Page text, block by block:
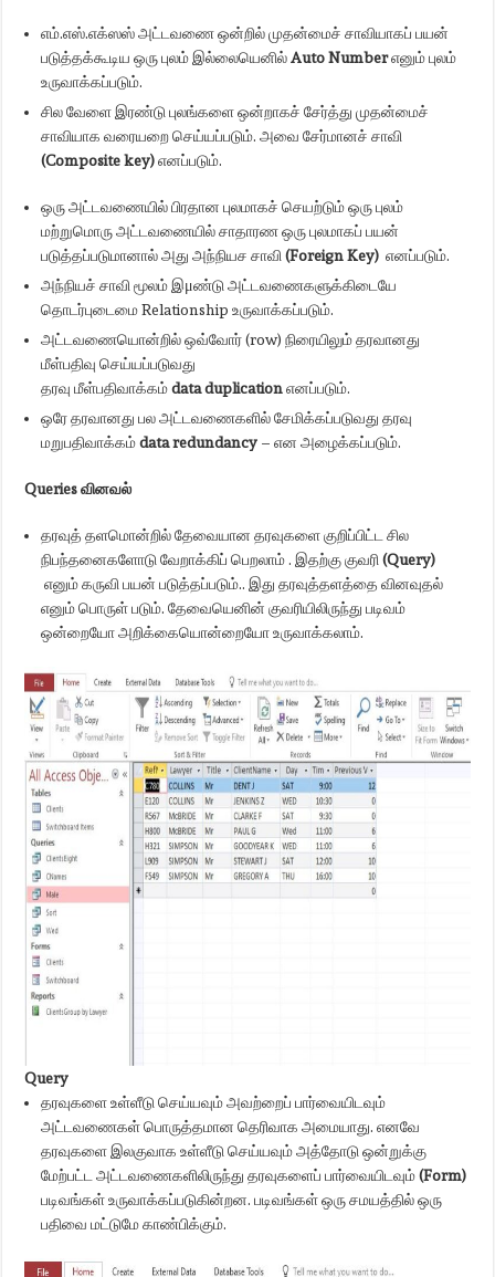
எம்.எஸ்.எக்ஸஸ் அட்டவணை ஒன்றில் முதன்மைச் சாவியாகப் பயன்
படுத்தக்கூடிய ஒரு புலம் இல்லையெனில்Auto Numberஎனும் புலம்
உருவாக்கப்படும்.
சில வேளை இரண்டு புலங்களை ஒன்றாகச் சேர்த்து முதன்மைச்
சாவியாக வரையறை செய்யப்படும். அவை சேர்மானச் சாவி
(Composite key)எனப்படும்.
ஒரு அட்டவணையில் பிரதான புலமாகச் செயற்டும் ஒரு புலம்
மற்றுமொரு அட்டவணையில் சாதாரண ஒரு புலமாகப் பயன்
படுத்தப்படுமானால் அது அந்நியச சாவி(Foreign Key) எனப்படும்.
அந்நியச் சாவி மூலம் இμண்டு அட்டவணைகளுக்கிடையே
தொடர்புடைமை Relationship உருவாக்கப்படும்.
அட்டவணையொன்றில் ஒவ்வோர் (row) நிரையிலும் தரவானது
மீள்பதிவு செய்யப்படுவது
தரவு மீள்பதிவாக்கம்data duplicationஎனப்படும்.
ஒரே தரவானது பல அட்டவணைகளில் சேமிக்கப்படுவது தரவு
மறுபதிவாக்கம்data redundancy – என அழைக்கப்படும்.
Queries வினவல்
தரவுத் தளமொன்றில் தேவையான தரவுகளை குறிப்பிட்ட சில
நிபந்தனைகளோடு வேறாக்கிப் பெறலாம் . இதற்கு குவரி(Query)
எனும் கருவி பயன் படுத்தப்படும்.. இது தரவுத்தளத்தை வினவுதல்
எனும் பொருள் படும். தேவையெனின் குவரியிலிருந்து படிவம்
ஒன்றையோ அறிக்கையொன்றையோ உருவாக்கலாம்.
Query
தரவுகளை உள்ளீடு செய்யவும் அவற்றைப் பார்வையிடவும்
அட்டவணைகள் பொருத்தமான தெரிவாக அமையாது. எனவே
தரவுகளை இலகுவாக உள்ளீடு செய்யவும் அத்தோடு ஒன்றுக்கு
மேற்பட்ட அட்டவணைகளிலிருந்து தரவுகளைப் பார்வையிடவும்(Form)
படிவங்கள் உருவாக்கப்படுகின்றன. படிவங்கள் ஒரு சமயத்தில் ஒரு
பதிவை மட்டுமே காண்பிக்கும்.